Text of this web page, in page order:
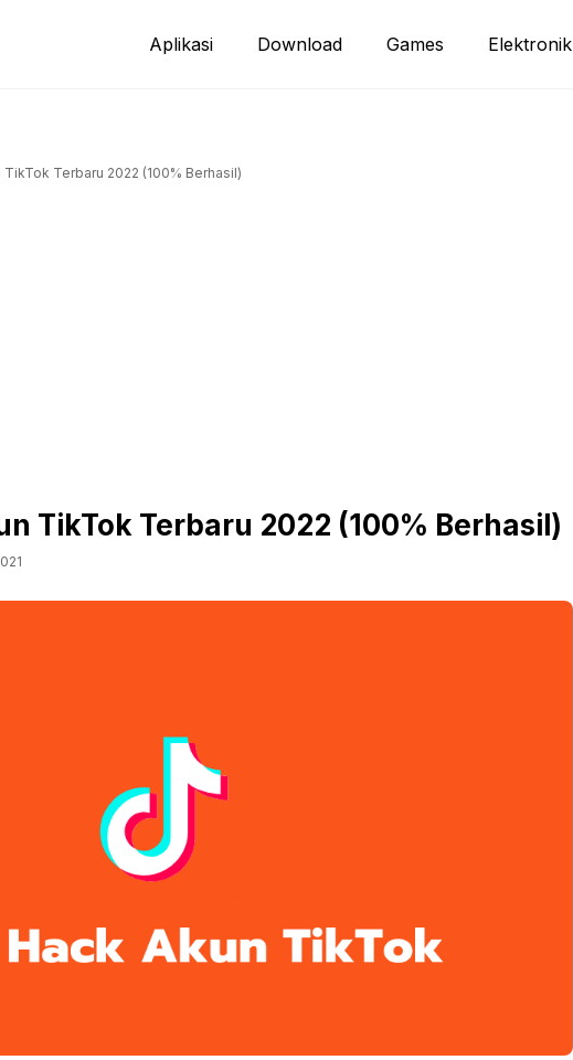
Aplikasi Download Games Elektronik
TikTok Terbaru 2022 (100% Berhasil)
TikTok Terbaru 2022 (100% Berhasil)